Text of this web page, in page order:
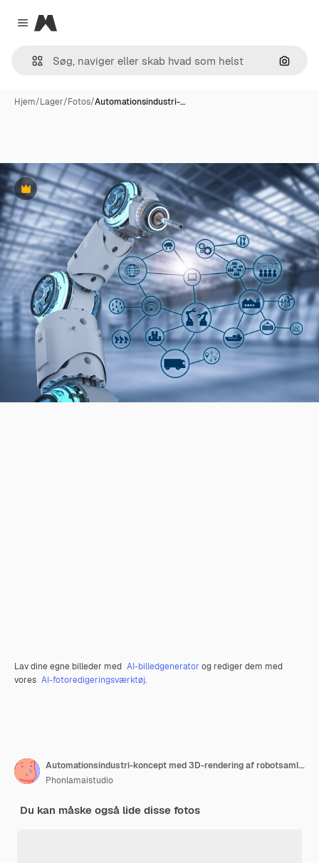
Close menu
Magnific
Søg
Hjem/Lager/Fotos/Automationsindustri-…
Præmie
Lav dine egne billeder med AI-billedgenerator og rediger dem med
vores AI-fotoredigeringsværktøj.
Automationsindustri-koncept med 3D-rendering af robotsamlebånd i fabrik
Phonlamaistudio
Du kan måske også lide disse fotos